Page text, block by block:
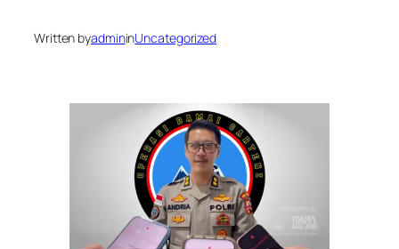
Written byadmininUncategorized